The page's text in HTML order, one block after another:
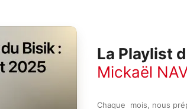
La Playlist
Mickaël
Chaque  mois, nous